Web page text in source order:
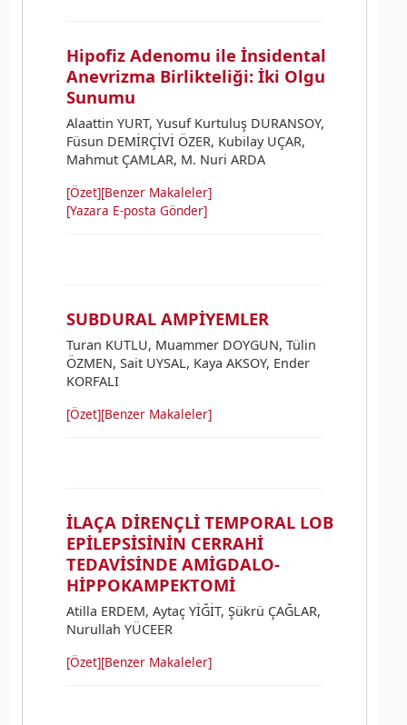
Hipofiz Adenomu ile İnsidental
Anevrizma Birlikteliği: İki Olgu
Sunumu
Alaattin YURT, Yusuf Kurtuluş DURANSOY,
Füsun DEMİRÇİVİ ÖZER, Kubilay UÇAR,
Mahmut ÇAMLAR, M. Nuri ARDA
[Özet][Benzer Makaleler]
[Yazara E-posta Gönder]
SUBDURAL AMPİYEMLER
Turan KUTLU, Muammer DOYGUN, Tülin
ÖZMEN, Sait UYSAL, Kaya AKSOY, Ender
KORFALI
[Özet][Benzer Makaleler]
İLAÇA DİRENÇLİ TEMPORAL LOB
EPİLEPSİSİNİN CERRAHİ
TEDAVİSİNDE AMİGDALO-
HİPPOKAMPEKTOMİ
Atilla ERDEM, Aytaç YİĞİT, Şükrü ÇAĞLAR,
Nurullah YÜCEER
[Özet][Benzer Makaleler]